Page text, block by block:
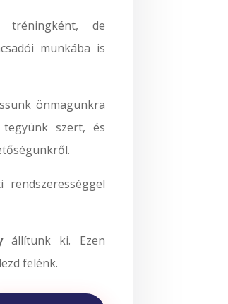
tréningként, de
munkába is
önmagunkra
szert, és
állítunk ki. Ezen
felénk.